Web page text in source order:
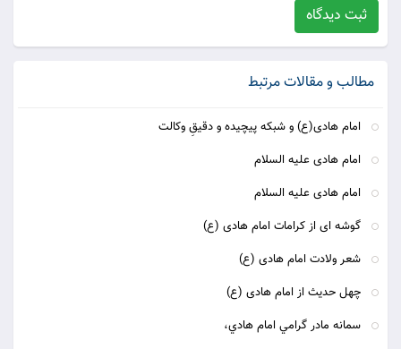
ثبت دیدگاه
مطالب و مقالات مرتبط
امام هادی(ع) و شبکه پیچیده و دقیقِ وکالت
امام هادی علیه السلام
امام هادی علیه السلام
گوشه ای از کرامات امام هادی (ع)
شعر ولادت امام هادی (ع)
چهل حدیث از امام هادی (ع)
سمانه مادر گرامي امام هادي،